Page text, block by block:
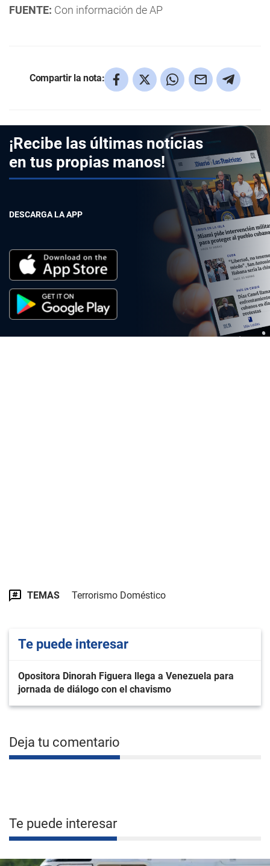
FUENTE: Con información de AP
Compartir la nota:
¡Recibe las últimas noticias
en tus propias manos!
DESCARGA LA APP
TEMAS Terrorismo Doméstico
Te puede interesar
Opositora Dinorah Figuera llega a Venezuela para
jornada de diálogo con el chavismo
Deja tu comentario
Te puede interesar